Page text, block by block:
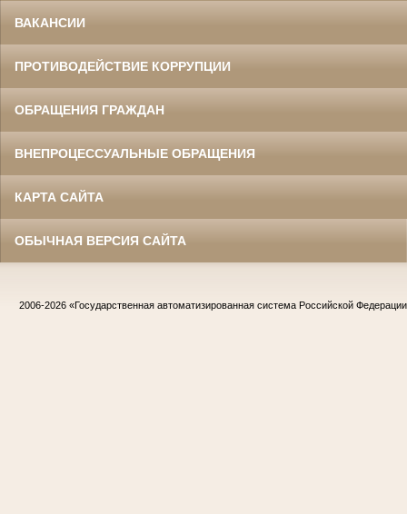
ВАКАНСИИ
ПРОТИВОДЕЙСТВИЕ КОРРУПЦИИ
ОБРАЩЕНИЯ ГРАЖДАН
ВНЕПРОЦЕССУАЛЬНЫЕ ОБРАЩЕНИЯ
КАРТА САЙТА
ОБЫЧНАЯ ВЕРСИЯ САЙТА
2006-2026 «Государственная автоматизированная система Российской